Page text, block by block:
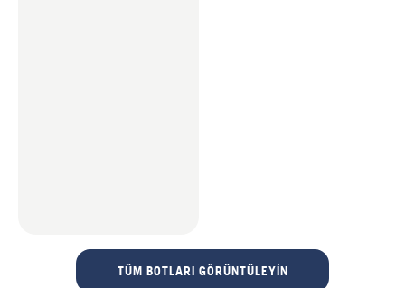
TÜM BOTLARI GÖRÜNTÜLEYIN